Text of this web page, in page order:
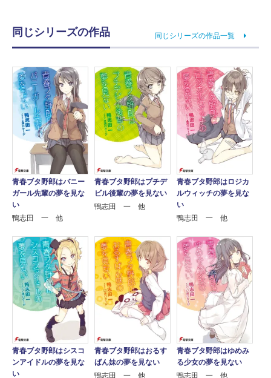
同じシリーズの作品 同じシリーズの作品一覧
青春ブタ野郎はバニー
ガール先輩の夢を見な
い
鴨志田 一 他
青春ブタ野郎はプチデ
ビル後輩の夢を見ない
鴨志田 一 他
青春ブタ野郎はロジカ
ルウィッチの夢を見な
い
鴨志田 一 他
青春ブタ野郎はシスコ
ンアイドルの夢を見な
い
青春ブタ野郎はおるす
ばん妹の夢を見ない
鴨志田 一 他
青春ブタ野郎はゆめみ
る少女の夢を見ない
鴨志田 一 他